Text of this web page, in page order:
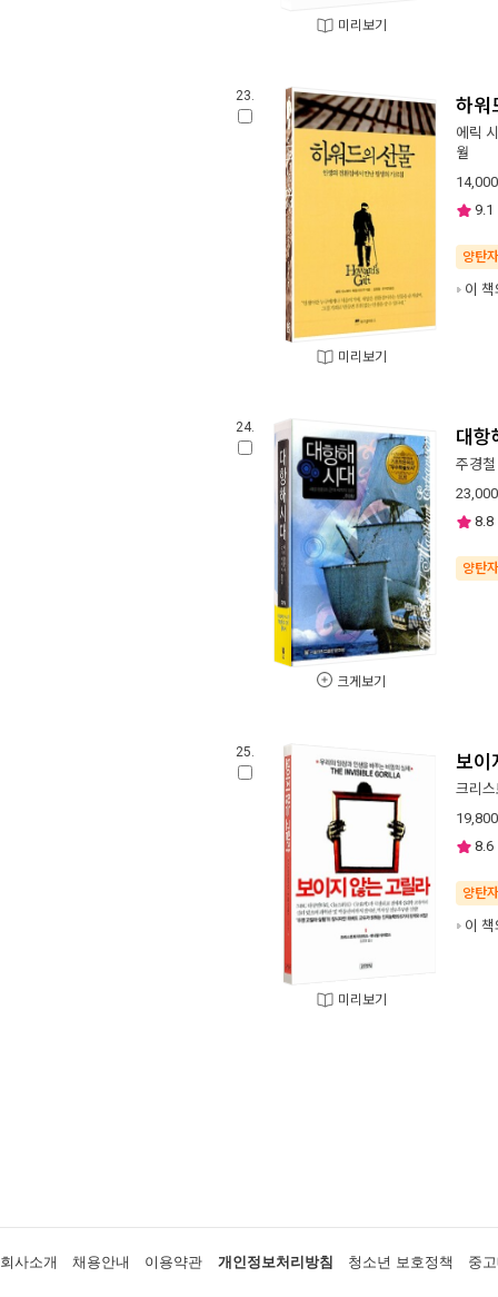
미리보기
23.
미리보기
하워
에릭
월
14,000
9.1
양탄
이
24.
크게보기
대항
주경철
23,000
8.8
양탄
25.
미리보기
보이
크리
19,800
8.6
양탄
이
회사소개 채용안내 이용약관 개인정보처리방침 청소년 보호정책 중